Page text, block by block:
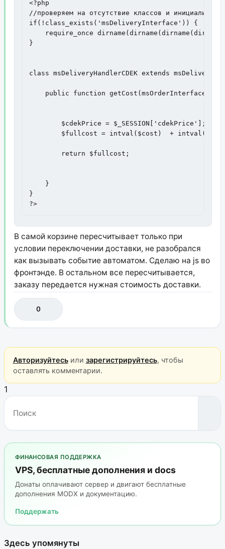
<?php
//проверяем на отсутствие классов и
if(!class_exists('msDeliveryInterface')) {
require_once
}
class msDeliveryHandlerCDEK extends
public function getCost(msOrderInterface
        $cdekPrice = $_SESSION['cdekPrice'];
$fullcost = intval($cost)  +
        return $fullcost;
    }
}
?>
В самой корзине пересчитывает только при
условии переключении доставки, не разобрался
как вызывать событие автоматом. Сделаю на js во
фронтэнде. В остальном все пересчитывается,
заказу передается нужная стоимость доставки.
0
Авторизуйтесьили зарегистрируйтесь, чтобы
оставлять комментарии.
1
ФИНАНСОВАЯ ПОДДЕРЖКА
VPS, бесплатные дополнения и docs
Донаты оплачивают сервер и двигают бесплатные
дополнения MODX и документацию.
Поддержать
Здесь упомянуты